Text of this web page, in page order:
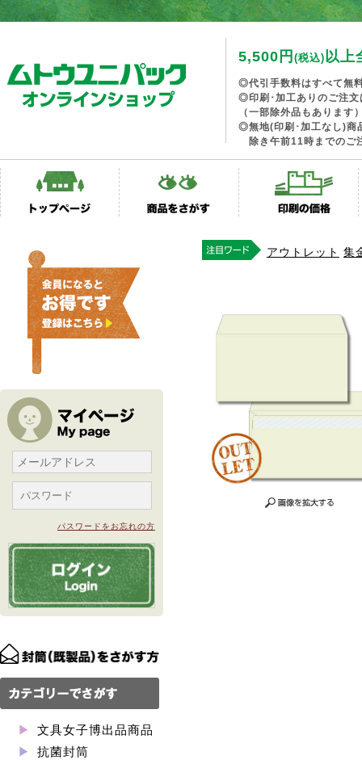
5,500円 (税込)以上
◎代引手数料はすべて無
◎印刷･加工ありのご注文
（一部除外品もあります
◎無地(印刷･加工なし)商
除き午前11時までのご
パスワードをお忘れの方
文具女子博出品商品
抗菌封筒
アウトレット 集